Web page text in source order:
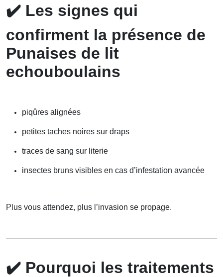
✔️ Les signes qui
confirment la présence de
Punaises de lit
echouboulains
piqûres alignées
petites taches noires sur draps
traces de sang sur literie
insectes bruns visibles en cas d’infestation avancée
Plus vous attendez, plus l’invasion se propage.
✔️ Pourquoi les traitements